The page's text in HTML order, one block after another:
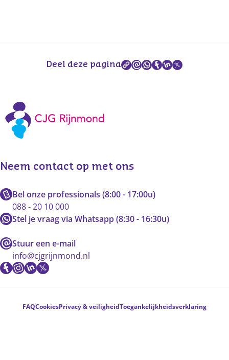
Deel deze pagina
Neem contact op met ons
Bel onze professionals (8:00 - 17:00u)
088 - 20 10 000
Stel je vraag via Whatsapp (8:30 - 16:30u)
Stuur een e-mail
info@cjgrijnmond.nl
Voetnavigatie
FAQCookiesPrivacy & veiligheidToegankelijkheidsverklaring